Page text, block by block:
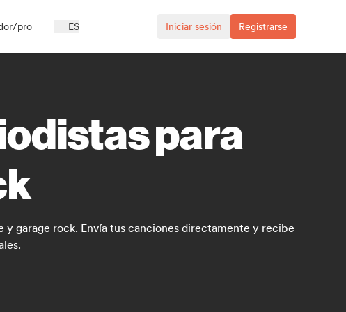
pro ES Iniciar sesión Registrarse
para
garage rock. Envía tus canciones directamente y recibe